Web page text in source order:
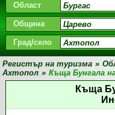
Област
Община
Град/село
Регистър на туризма »
Ахтопол » Къща Бунгала
Къща